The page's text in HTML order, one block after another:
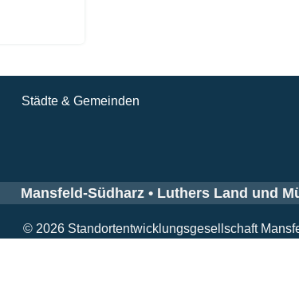
Städte & Gemeinden
Mansfeld-Südharz • Luthers Land und
© 2026 Standortentwicklungsgesellschaft